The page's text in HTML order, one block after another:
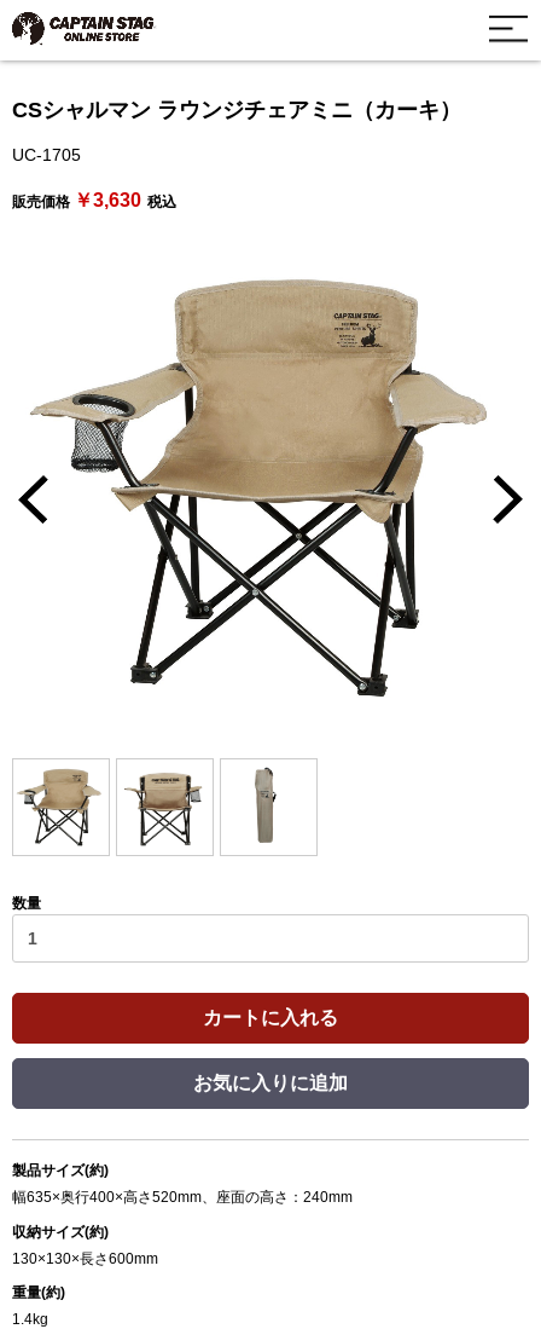
CSシャルマン ラウンジチェアミニ（カーキ）
UC-1705
販売価格 ￥3,630 税込
数量
カートに入れる
お気に入りに追加
製品サイズ(約)
幅635×奥行400×高さ520mm、座面の高さ：240mm
収納サイズ(約)
130×130×長さ600mm
重量(約)
1.4kg